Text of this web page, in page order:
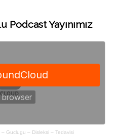
Yayınımız
Guclugu – Disleksi – Tedavisi